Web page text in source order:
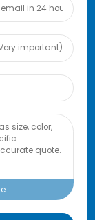
nos produits ou
e-mail et nous
Tous droits